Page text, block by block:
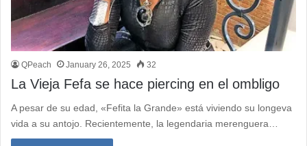
QPeach January 26, 2025 32
La Vieja Fefa se hace piercing en el ombligo
A pesar de su edad, «Fefita la Grande» está viviendo su longeva
vida a su antojo. Recientemente, la legendaria merenguera…